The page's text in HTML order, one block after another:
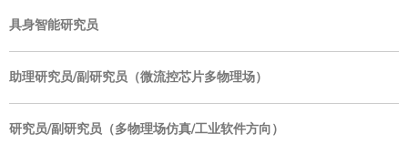
具身智能研究员
助理研究员/副研究员（微流控芯片多物理场）
研究员/副研究员（多物理场仿真/工业软件方向）